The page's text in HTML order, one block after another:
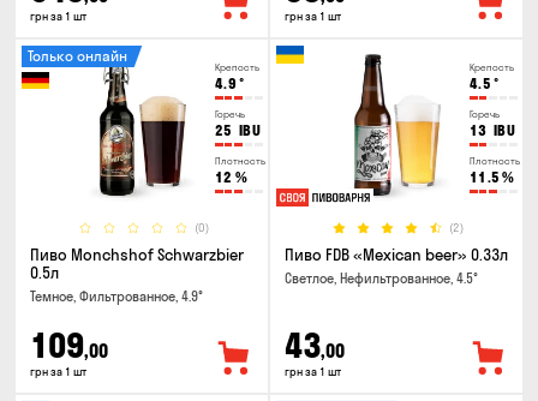
грн за 1 шт грн за 1 шт
Крепость
4.9 °
Горечь
25 IBU
Плотность
12 %
(0)
Только онлайн
Пиво Monchshof Schwarzbier
0.5л
Темное, Фильтрованное, 4.9°
109,00
грн за 1 шт
Крепость
4.5 °
Горечь
13 IBU
Плотность
11.5 %
(2)
Пиво FDB «Mexican beer» 0.33л
Светлое, Нефильтрованное, 4.5°
43,00
грн за 1 шт